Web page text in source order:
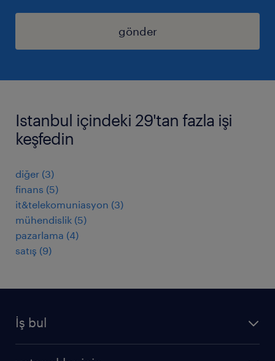
gönder
Istanbul içindeki 29'tan fazla işi
keşfedin
diğer (3)
finans (5)
it&telekomuniasyon (3)
mühendislik (5)
pazarlama (4)
satış (9)
İş bul